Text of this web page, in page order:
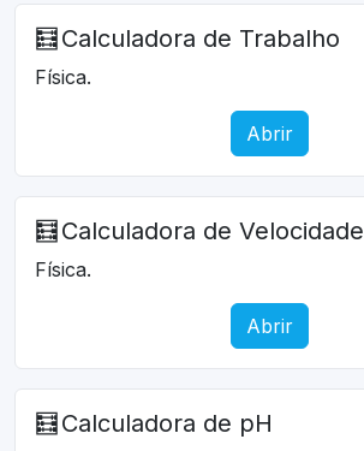
🧮 Calculadora de Trabalho
Física.
Abrir
🧮 Calculadora de Velocidade
Física.
Abrir
🧮 Calculadora de pH